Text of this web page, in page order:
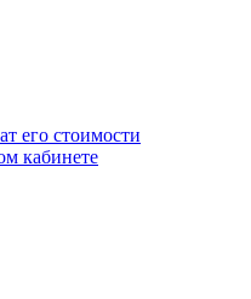
его стоимости
кабинете